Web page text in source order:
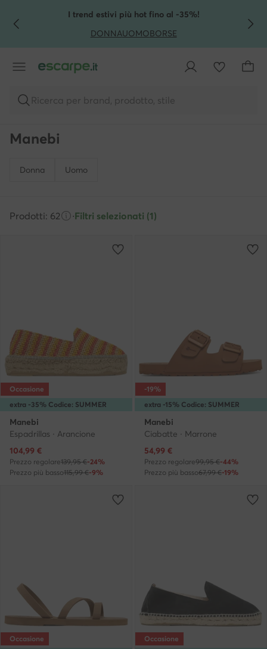
VAI AL CONTENUTO PRINCIPALE
VAI ALLA RICERCAI trend estivi più hot fino al -35%!
DONNAUOMOBORSE
Ricerca per brand, prodotto, stile
Manebi
Donna Uomo
Prodotti: 62 ·Filtri selezionati (1)
extra -35% Codice: SUMMER
Occasione
Manebi
Espadrillas · Arancione
Prezzo attuale
104,99 €
Prezzo regolare139,95 €-24%
Prezzo più basso115,99 €-9%
extra -15% Codice: SUMMER
-19%
Manebi
Ciabatte · Marrone
Prezzo attuale
54,99 €
Prezzo regolare99,95 €-44%
Prezzo più basso67,99 €-19%
Occasione Occasione